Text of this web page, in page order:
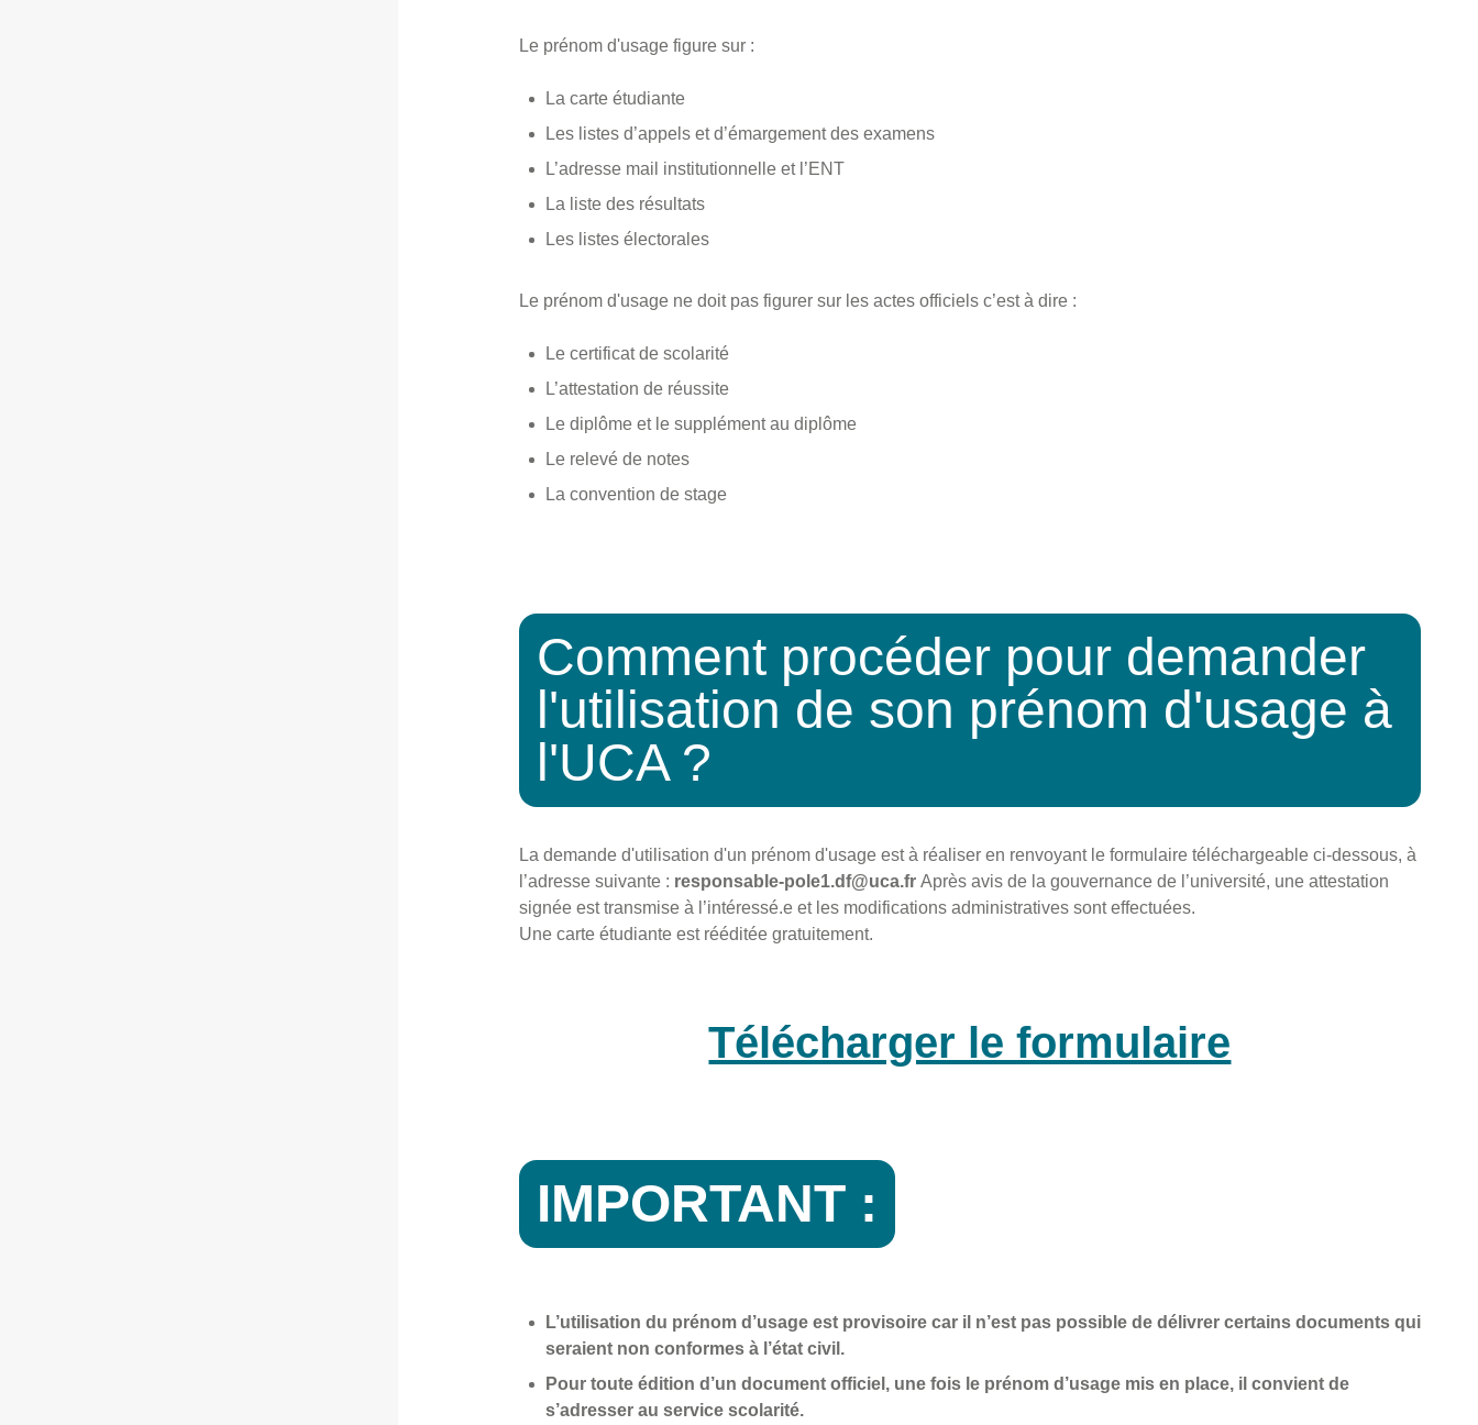
Le prénom d'usage figure sur :
La carte étudiante
Les listes d’appels et d’émargement des examens
L’adresse mail institutionnelle et l’ENT
La liste des résultats
Les listes électorales
Le prénom d'usage ne doit pas figurer sur les actes officiels c’est à dire :
Le certificat de scolarité
L’attestation de réussite
Le diplôme et le supplément au diplôme
Le relevé de notes
La convention de stage
Comment procéder pour demander
l'utilisation de son prénom d'usage à
l'UCA ?
La demande d'utilisation d'un prénom d'usage est à réaliser en renvoyant le formulaire téléchargeable ci-dessous, à
l’adresse suivante : responsable-pole1.df@uca.frAprès avis de la gouvernance de l’université, une attestation
signée est transmise à l’intéressé.e et les modifications administratives sont effectuées.
Une carte étudiante est rééditée gratuitement.
Télécharger le formulaire
IMPORTANT :
L’utilisation du prénom d’usage est provisoire car il n’est pas possible de délivrer certains documents qui
seraient non conformes à l’état civil.
Pour toute édition d’un document officiel, une fois le prénom d’usage mis en place, il convient de
s’adresser au service scolarité.